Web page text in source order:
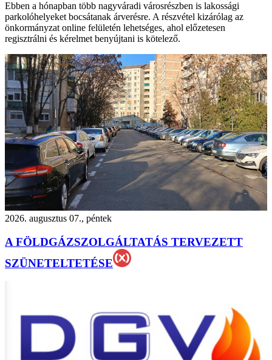
Ebben a hónapban több nagyváradi városrészben is lakossági
parkolóhelyeket bocsátanak árverésre. A részvétel kizárólag az
önkormányzat online felületén lehetséges, ahol előzetesen
regisztrálni és kérelmet benyújtani is kötelező.
2026. augusztus 07., péntek
A FÖLDGÁZSZOLGÁLTATÁS TERVEZETT
SZÜNETELTETÉSE